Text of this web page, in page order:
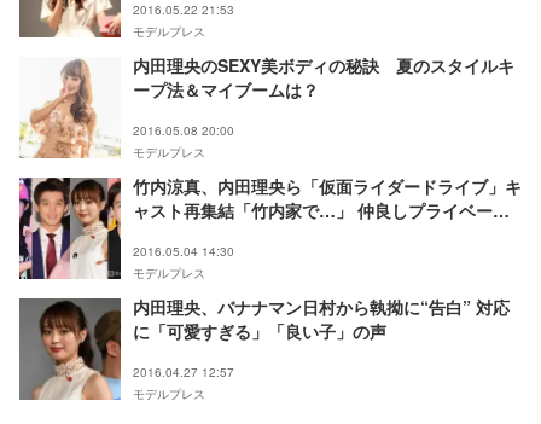
2016.05.22 21:53
モデルプレス
内田理央のSEXY美ボディの秘訣 夏のスタイルキ
ープ法＆マイブームは？
2016.05.08 20:00
モデルプレス
竹内涼真、内田理央ら「仮面ライダードライブ」キ
ャスト再集結「竹内家で…」 仲良しプライベート
2016.05.04 14:30
モデルプレス
内田理央、バナナマン日村から執拗に“告白” 対応
に「可愛すぎる」「良い子」の声
2016.04.27 12:57
モデルプレス